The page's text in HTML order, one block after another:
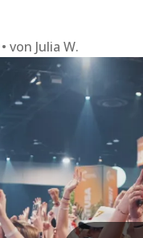
von Julia W.